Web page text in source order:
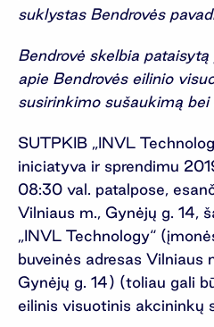
suklystas Bendrovės
Bendrovė skelbia
apie Bendrovės eilinio
susirinkimo sušaukimą
SUTPKIB „INVL
iniciatyva ir sprendimu
08:30 val. patalpose,
Vilniaus m., Gynėjų g. 14,
„INVL Technology“
buveinės adresas Vilniaus
Gynėjų g. 14) (toliau gali
eilinis visuotinis akcininkų